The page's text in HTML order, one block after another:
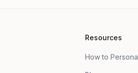
Resources
How to Persona